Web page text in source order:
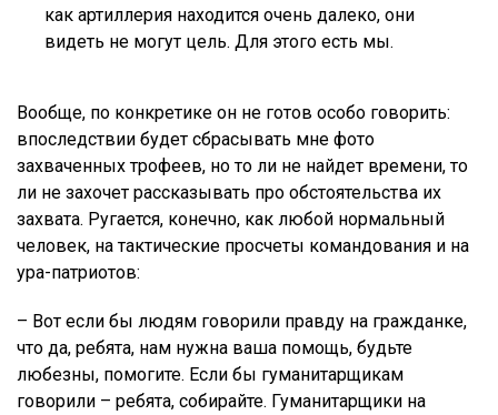
как артиллерия находится очень далеко, они
видеть не могут цель. Для этого есть мы.
Вообще, по конкретике он не готов особо говорить:
впоследствии будет сбрасывать мне фото
захваченных трофеев, но то ли не найдет времени, то
ли не захочет рассказывать про обстоятельства их
захвата. Ругается, конечно, как любой нормальный
человек, на тактические просчеты командования и на
ура-патриотов:
– Вот если бы людям говорили правду на гражданке,
что да, ребята, нам нужна ваша помощь, будьте
любезны, помогите. Если бы гуманитарщикам
говорили – ребята, собирайте. Гуманитарщики на